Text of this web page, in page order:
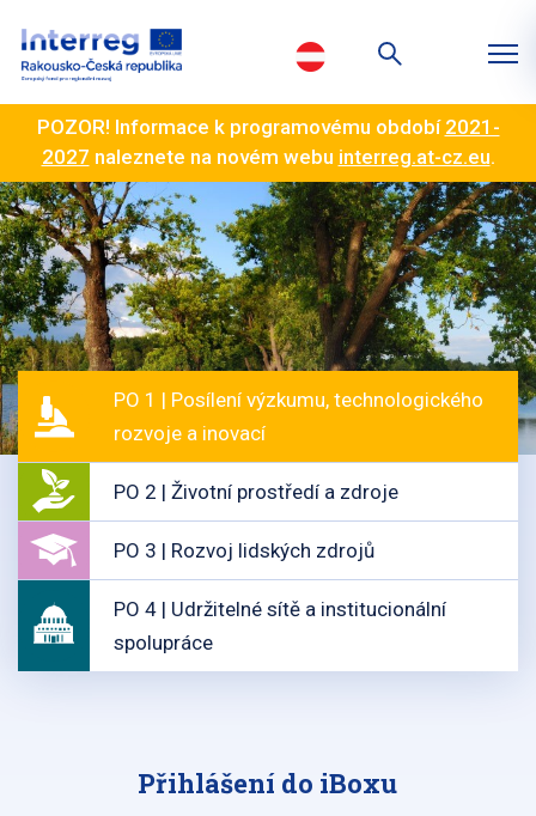
POZOR! Informace k programovému období 2021-
2027 naleznete na novém webu interreg.at-cz.eu.
PO 1 | Posílení výzkumu, technologického
rozvoje a inovací
PO 2 | Životní prostředí a zdroje
PO 3 | Rozvoj lidských zdrojů
PO 4 | Udržitelné sítě a institucionální
spolupráce
Přihlášení do iBoxu